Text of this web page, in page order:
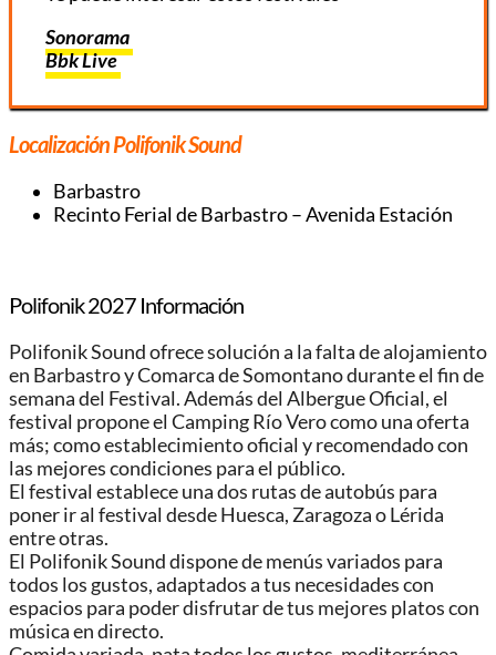
Sonorama
Bbk Live
Localización Polifonik Sound
Barbastro
Recinto Ferial de Barbastro – Avenida Estación
Polifonik 2027 Información
Polifonik Sound ofrece solución a la falta de alojamiento
en Barbastro y Comarca de Somontano durante el fin de
semana del Festival. Además del Albergue Oficial, el
festival propone el Camping Río Vero como una oferta
más; como establecimiento oficial y recomendado con
las mejores condiciones para el público.
El festival establece una dos rutas de autobús para
poner ir al festival desde Huesca, Zaragoza o Lérida
entre otras.
El Polifonik Sound dispone de menús variados para
todos los gustos, adaptados a tus necesidades con
espacios para poder disfrutar de tus mejores platos con
música en directo.